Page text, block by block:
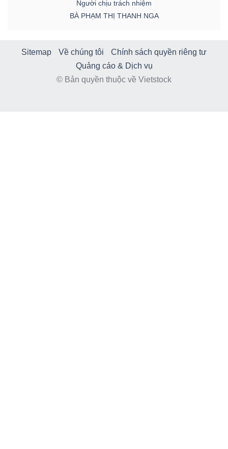
Người chịu trách nhiệm
BÀ PHẠM THỊ THANH NGA
Sitemap Về chúng tôi
Chính sách quyền riêng tư
Quảng cáo & Dịch vụ
© Bản quyền thuộc về Vietstock